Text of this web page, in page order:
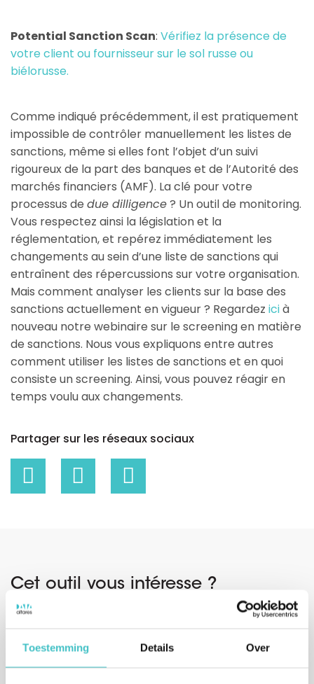
Toestemming Details Over
Potential Sanction Scan: Vérifiez la présence de
votre client ou fournisseur sur le sol russe ou
biélorusse.
Comme indiqué précédemment, il est pratiquement
impossible de contrôler manuellement les listes de
sanctions, même si elles font l’objet d’un suivi
rigoureux de la part des banques et de l’Autorité des
marchés financiers (AMF). La clé pour votre
processus de due dilligence? Un outil de monitoring.
Vous respectez ainsi la législation et la
réglementation, et repérez immédiatement les
changements au sein d’une liste de sanctions qui
entraînent des répercussions sur votre organisation.
Mais comment analyser les clients sur la base des
sanctions actuellement en vigueur ? Regardez icià
nouveau notre webinaire sur le screening en matière
de sanctions. Nous vous expliquons entre autres
comment utiliser les listes de sanctions et en quoi
consiste un screening. Ainsi, vous pouvez réagir en
temps voulu aux changements.
Partager sur les réseaux sociaux
Cet outil vous intéresse ?
Indiquez vos coordonnées ou appelez-nous.
ouvrable.